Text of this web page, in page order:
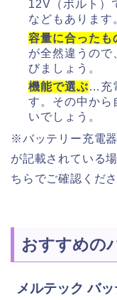
12V（ボルト）
などもあります
容量に合ったも
が全然違うので
びましょう。
機能で選ぶ…充
す。その中から
いでしょう。
※バッテリー充電
が記載されている
ちらでご確認くださ
おすすめの
メルテック バ